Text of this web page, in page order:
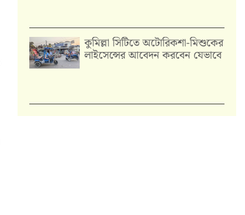
কুমিল্লা সিটিতে অটোরিকশা-মিশুকের
লাইসেন্সের আবেদন করবেন যেভাবে